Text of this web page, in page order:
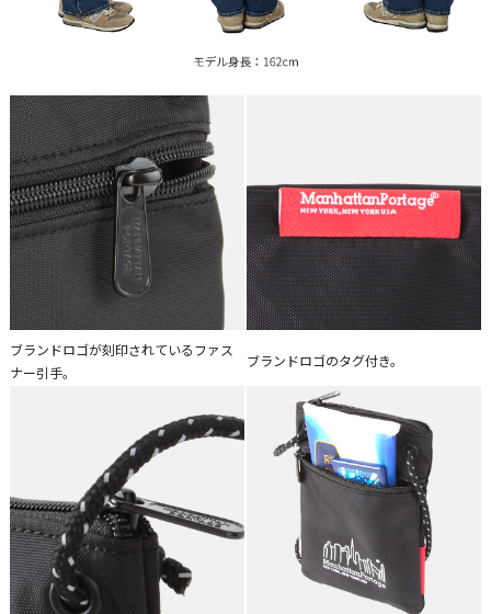
ブランドロゴが刻印されているファス
ナー引手。
ブランドロゴのタグ付き。